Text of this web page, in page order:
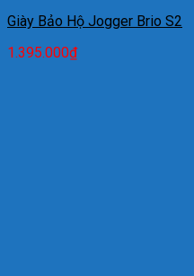
Giày Bảo Hộ Jogger Brio S2
1.395.000₫